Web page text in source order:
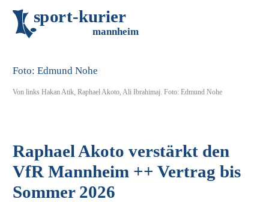
sport-kurier
mannheim
Von links Hakan Atik, Raphael Akoto, Ali Ibrahimaj. Foto: Edmund Nohe
Raphael Akoto verstärkt den
VfR Mannheim ++ Vertrag bis
Sommer 2026